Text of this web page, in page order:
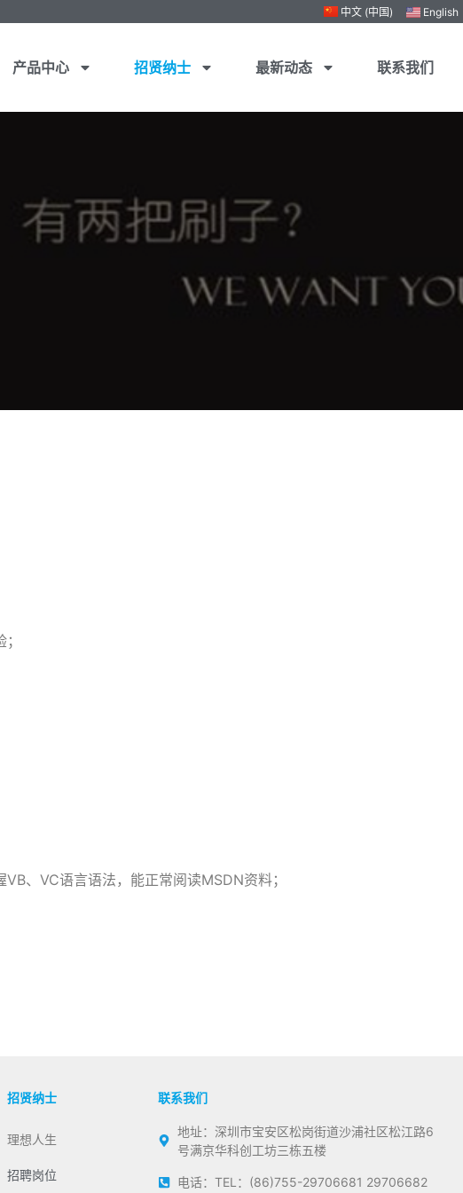
中文 (中国) English
产品中心 招贤纳士 最新动态 联系我们
、VC语言语法，能正常阅读MSDN资料；
招贤纳士
理想人生
招聘岗位
联系我们
地址：深圳市宝安区松岗街道沙浦社区松江路6
号满京华科创工坊三栋五楼
电话：TEL：(86)755-29706681 29706682